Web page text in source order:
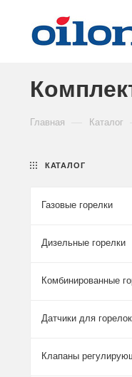
Главная Каталог
КАТАЛОГ
Газовые горелки
Дизельные горелки
Комбинированные
Датчики для горелок
Клапаны